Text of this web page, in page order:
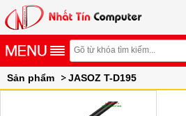
Sản phẩm JASOZ T-D195